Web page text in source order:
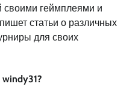
своими геймплеями и
статьи о различных
для своих